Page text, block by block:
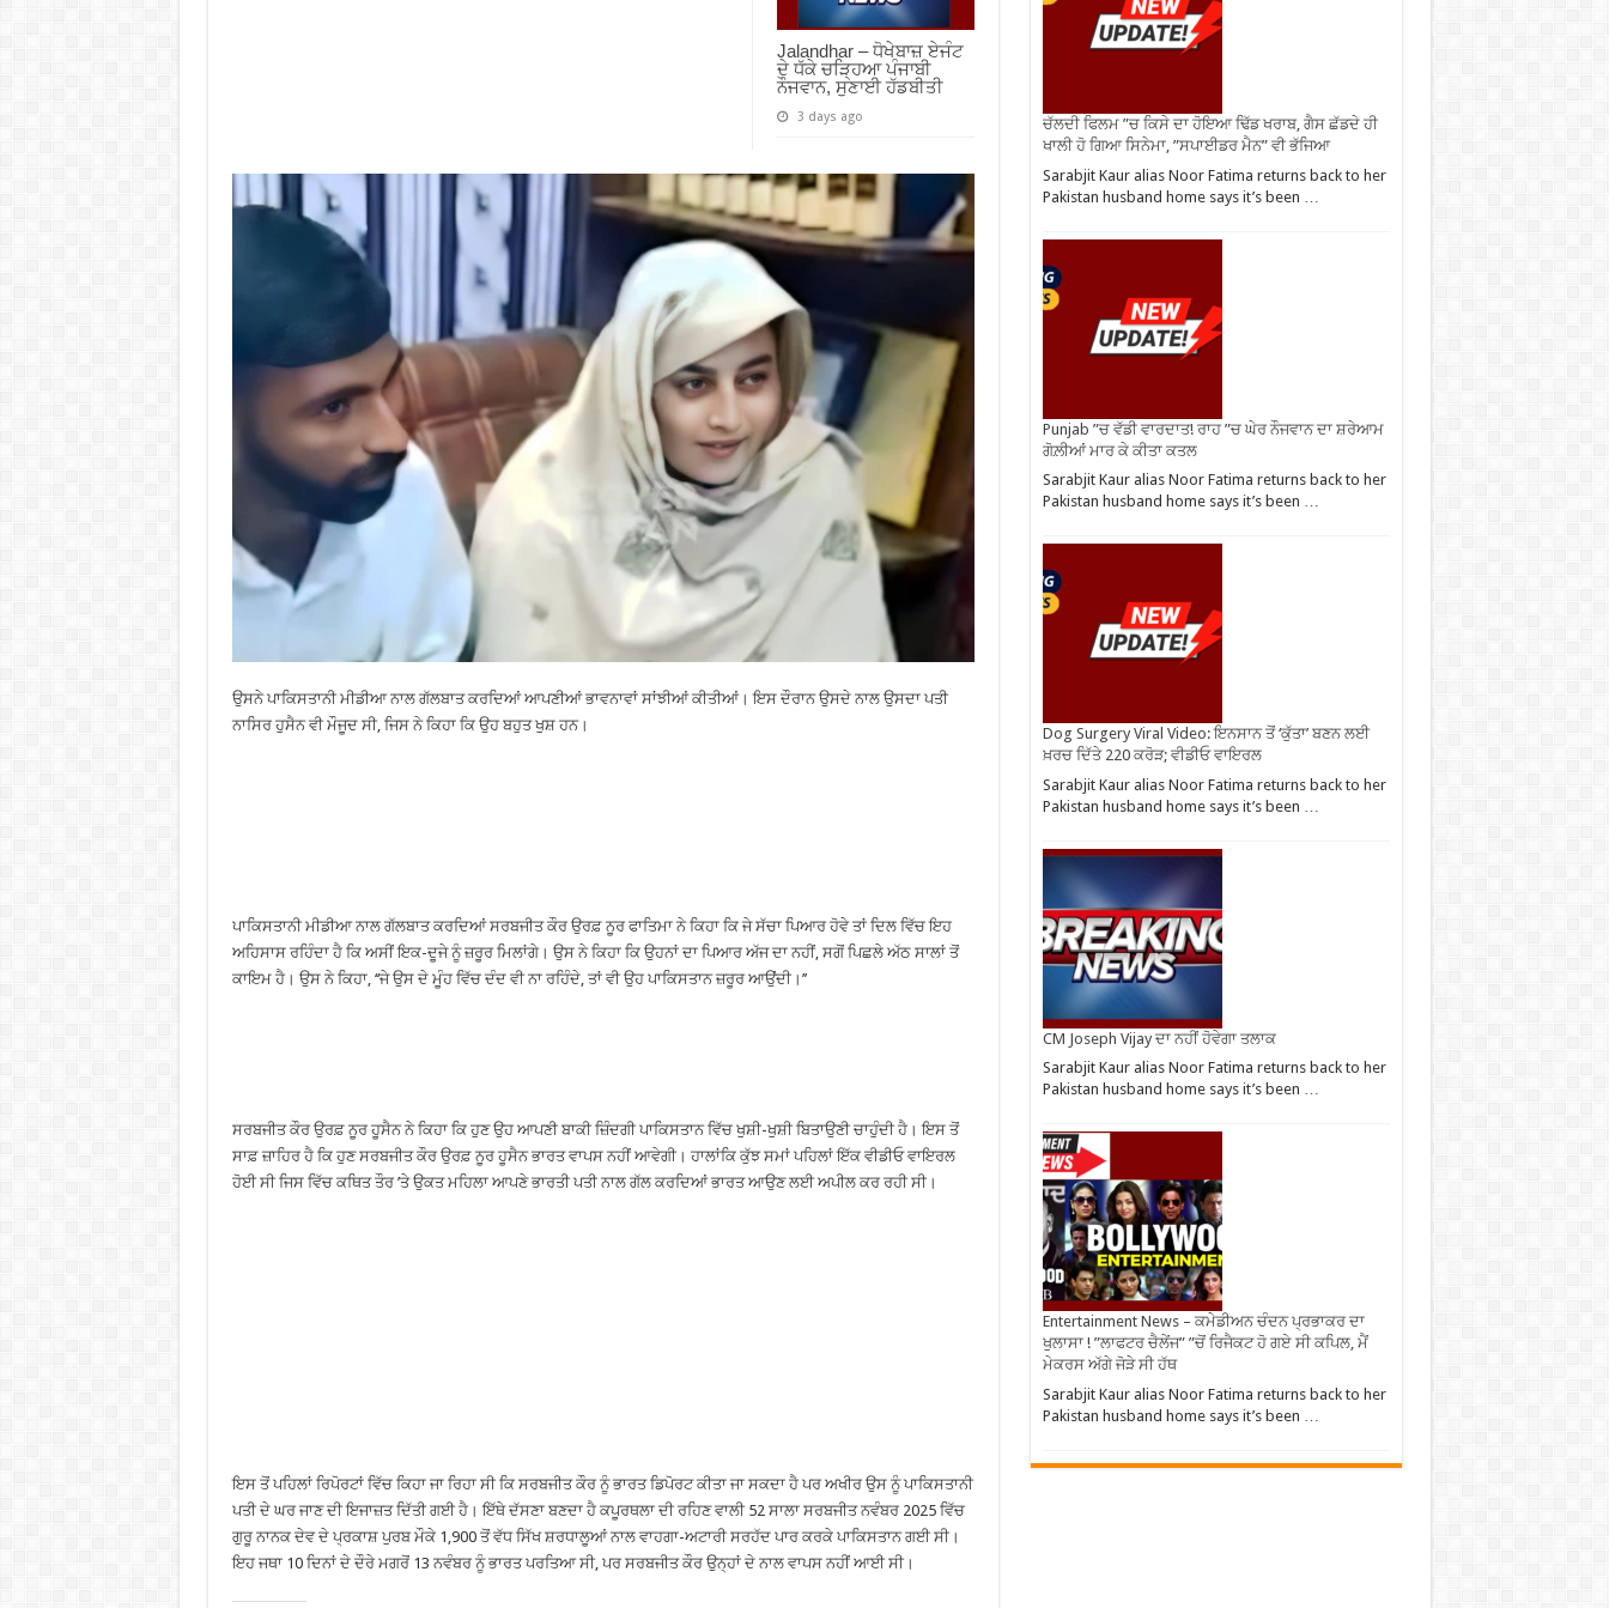
Jalandhar – ਧੋਖੇਬਾਜ਼ ਏਜੰਟ
ਦੇ ਧੱਕੇ ਚੜ੍ਹਿਆ ਪੰਜਾਬੀ
ਨੌਜਵਾਨ, ਸੁਣਾਈ ਹੱਡਬੀਤੀ
3 days ago
ਉਸਨੇ ਪਾਕਿਸਤਾਨੀ ਮੀਡੀਆ ਨਾਲ ਗੱਲਬਾਤ ਕਰਦਿਆਂ ਆਪਣੀਆਂ ਭਾਵਨਾਵਾਂ ਸਾਂਝੀਆਂ ਕੀਤੀਆਂ। ਇਸ ਦੌਰਾਨ ਉਸਦੇ ਨਾਲ ਉਸਦਾ ਪਤੀ
ਨਾਸਿਰ ਹੁਸੈਨ ਵੀ ਮੌਜੂਦ ਸੀ, ਜਿਸ ਨੇ ਕਿਹਾ ਕਿ ਉਹ ਬਹੁਤ ਖੁਸ਼ ਹਨ।
ਪਾਕਿਸਤਾਨੀ ਮੀਡੀਆ ਨਾਲ ਗੱਲਬਾਤ ਕਰਦਿਆਂ ਸਰਬਜੀਤ ਕੌਰ ਉਰਫ਼ ਨੂਰ ਫਾਤਿਮਾ ਨੇ ਕਿਹਾ ਕਿ ਜੇ ਸੱਚਾ ਪਿਆਰ ਹੋਵੇ ਤਾਂ ਦਿਲ ਵਿੱਚ ਇਹ
ਅਹਿਸਾਸ ਰਹਿੰਦਾ ਹੈ ਕਿ ਅਸੀਂ ਇਕ-ਦੂਜੇ ਨੂੰ ਜ਼ਰੂਰ ਮਿਲਾਂਗੇ। ਉਸ ਨੇ ਕਿਹਾ ਕਿ ਉਹਨਾਂ ਦਾ ਪਿਆਰ ਅੱਜ ਦਾ ਨਹੀਂ, ਸਗੋਂ ਪਿਛਲੇ ਅੱਠ ਸਾਲਾਂ ਤੋਂ
ਕਾਇਮ ਹੈ। ਉਸ ਨੇ ਕਿਹਾ, ‘‘ਜੇ ਉਸ ਦੇ ਮੂੰਹ ਵਿੱਚ ਦੰਦ ਵੀ ਨਾ ਰਹਿੰਦੇ, ਤਾਂ ਵੀ ਉਹ ਪਾਕਿਸਤਾਨ ਜ਼ਰੂਰ ਆਉਂਦੀ।’’
ਸਰਬਜੀਤ ਕੌਰ ਉਰਫ਼ ਨੂਰ ਹੂਸੈਨ ਨੇ ਕਿਹਾ ਕਿ ਹੁਣ ਉਹ ਆਪਣੀ ਬਾਕੀ ਜ਼ਿੰਦਗੀ ਪਾਕਿਸਤਾਨ ਵਿੱਚ ਖੁਸ਼ੀ-ਖੁਸ਼ੀ ਬਿਤਾਉਣੀ ਚਾਹੁੰਦੀ ਹੈ। ਇਸ ਤੋਂ
ਸਾਫ਼ ਜ਼ਾਹਿਰ ਹੈ ਕਿ ਹੁਣ ਸਰਬਜੀਤ ਕੌਰ ਉਰਫ਼ ਨੂਰ ਹੂਸੈਨ ਭਾਰਤ ਵਾਪਸ ਨਹੀਂ ਆਵੇਗੀ। ਹਾਲਾਂਕਿ ਕੁੱਝ ਸਮਾਂ ਪਹਿਲਾਂ ਇੱਕ ਵੀਡੀਓ ਵਾਇਰਲ
ਹੋਈ ਸੀ ਜਿਸ ਵਿੱਚ ਕਥਿਤ ਤੌਰ ’ਤੇ ਉਕਤ ਮਹਿਲਾ ਆਪਣੇ ਭਾਰਤੀ ਪਤੀ ਨਾਲ ਗੱਲ ਕਰਦਿਆਂ ਭਾਰਤ ਆਉਣ ਲਈ ਅਪੀਲ ਕਰ ਰਹੀ ਸੀ।
ਇਸ ਤੋਂ ਪਹਿਲਾਂ ਰਿਪੋਰਟਾਂ ਵਿੱਚ ਕਿਹਾ ਜਾ ਰਿਹਾ ਸੀ ਕਿ ਸਰਬਜੀਤ ਕੌਰ ਨੂੰ ਭਾਰਤ ਡਿਪੋਰਟ ਕੀਤਾ ਜਾ ਸਕਦਾ ਹੈ ਪਰ ਅਖੀਰ ਉਸ ਨੂੰ ਪਾਕਿਸਤਾਨੀ
ਪਤੀ ਦੇ ਘਰ ਜਾਣ ਦੀ ਇਜਾਜ਼ਤ ਦਿੱਤੀ ਗਈ ਹੈ। ਇੱਥੇ ਦੱਸਣਾ ਬਣਦਾ ਹੈ ਕਪੂਰਥਲਾ ਦੀ ਰਹਿਣ ਵਾਲੀ 52 ਸਾਲਾ ਸਰਬਜੀਤ ਨਵੰਬਰ 2025 ਵਿੱਚ
ਗੁਰੂ ਨਾਨਕ ਦੇਵ ਦੇ ਪ੍ਰਕਾਸ਼ ਪੁਰਬ ਮੌਕੇ 1,900 ਤੋਂ ਵੱਧ ਸਿੱਖ ਸ਼ਰਧਾਲੂਆਂ ਨਾਲ ਵਾਹਗਾ-ਅਟਾਰੀ ਸਰਹੱਦ ਪਾਰ ਕਰਕੇ ਪਾਕਿਸਤਾਨ ਗਈ ਸੀ।
ਇਹ ਜਥਾ 10 ਦਿਨਾਂ ਦੇ ਦੌਰੇ ਮਗਰੋਂ 13 ਨਵੰਬਰ ਨੂੰ ਭਾਰਤ ਪਰਤਿਆ ਸੀ, ਪਰ ਸਰਬਜੀਤ ਕੌਰ ਉਨ੍ਹਾਂ ਦੇ ਨਾਲ ਵਾਪਸ ਨਹੀਂ ਆਈ ਸੀ।
ਚੱਲਦੀ ਫਿਲਮ ”ਚ ਕਿਸੇ ਦਾ ਹੋਇਆ ਢਿੱਡ ਖਰਾਬ, ਗੈਸ ਛੱਡਦੇ ਹੀ
ਖਾਲੀ ਹੋ ਗਿਆ ਸਿਨੇਮਾ, ”ਸਪਾਈਡਰ ਮੈਨ” ਵੀ ਭੱਜਿਆ
Sarabjit Kaur alias Noor Fatima returns back to her
Pakistan husband home says it’s been …
Punjab ”ਚ ਵੱਡੀ ਵਾਰਦਾਤ! ਰਾਹ ”ਚ ਘੇਰ ਨੌਜਵਾਨ ਦਾ ਸ਼ਰੇਆਮ
ਗੋਲ਼ੀਆਂ ਮਾਰ ਕੇ ਕੀਤਾ ਕਤਲ
Sarabjit Kaur alias Noor Fatima returns back to her
Pakistan husband home says it’s been …
Dog Surgery Viral Video: ਇਨਸਾਨ ਤੋਂ ‘ਕੁੱਤਾ’ ਬਣਨ ਲਈ
ਖ਼ਰਚ ਦਿੱਤੇ 220 ਕਰੋੜ; ਵੀਡੀਓ ਵਾਇਰਲ
Sarabjit Kaur alias Noor Fatima returns back to her
Pakistan husband home says it’s been …
CM Joseph Vijay ਦਾ ਨਹੀਂ ਹੋਵੇਗਾ ਤਲਾਕ
Sarabjit Kaur alias Noor Fatima returns back to her
Pakistan husband home says it’s been …
Entertainment News – ਕਮੇਡੀਅਨ ਚੰਦਨ ਪ੍ਰਭਾਕਰ ਦਾ
ਖੁਲਾਸਾ ! ”ਲਾਫਟਰ ਚੈਲੇਂਜ” ”ਚੋਂ ਰਿਜੈਕਟ ਹੋ ਗਏ ਸੀ ਕਪਿਲ, ਮੈਂ
ਮੇਕਰਸ ਅੱਗੇ ਜੋੜੇ ਸੀ ਹੱਥ
Sarabjit Kaur alias Noor Fatima returns back to her
Pakistan husband home says it’s been …